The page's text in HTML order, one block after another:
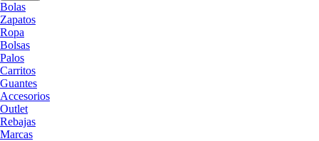
Bolas
Zapatos
Ropa
Bolsas
Palos
Carritos
Guantes
Accesorios
Outlet
Rebajas
Marcas